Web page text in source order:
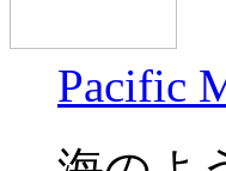
Pacific